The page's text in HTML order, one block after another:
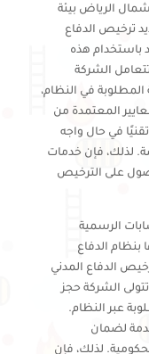
شمال الرياض بيئة
ترخيص الدفاع
باستخدام هذه
تتعامل الشركة
المطلوبة في النظام،
المعتمدة من
في حال واجه
لذلك، فإن خدمات
على الترخيص
الرسمية
بنظام الدفاع
الدفاع المدني
الشركة حجز
عبر النظام.
لضمان
لذلك، فإن